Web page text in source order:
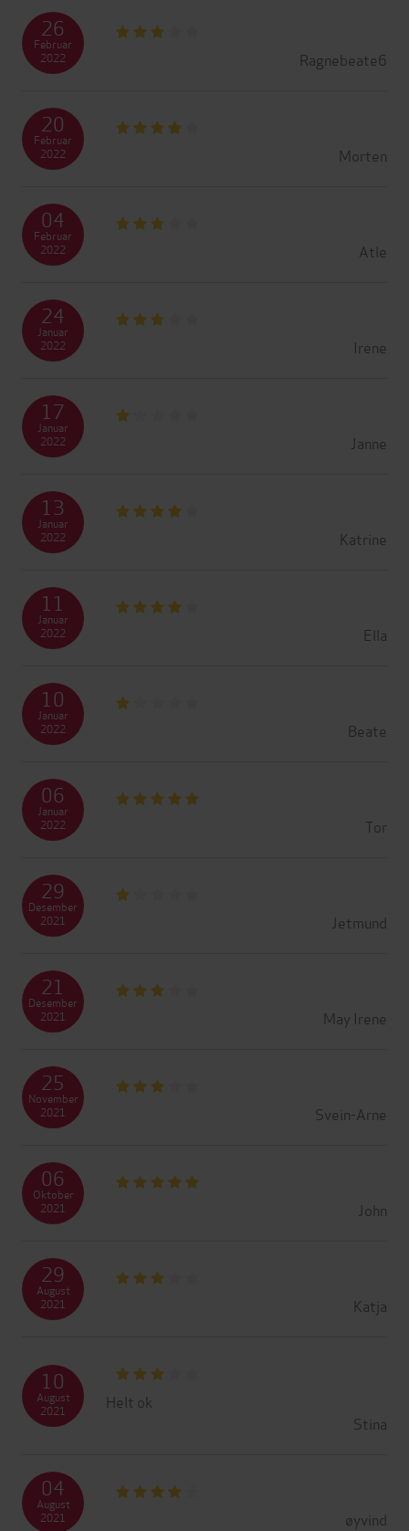
Ragnebeate6
26
Februar
2022
Morten
20
Februar
2022
Atle
04
Februar
2022
Irene
24
Januar
2022
Janne
17
Januar
2022
Katrine
13
Januar
2022
Ella
11
Januar
2022
Beate
10
Januar
2022
Tor
06
Januar
2022
Jetmund
29
Desember
2021
May Irene
21
Desember
2021
Svein-Arne
25
November
2021
John
06
Oktober
2021
Katja
29
August
2021
Helt ok
Stina
10
August
2021
øyvind
04
August
2021